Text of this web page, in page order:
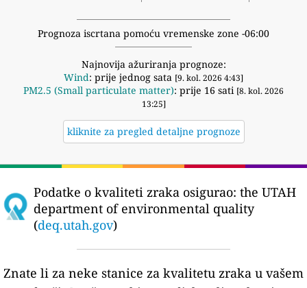
Prognoza iscrtana pomoću vremenske zone -06:00
Najnovija ažuriranja prognoze:
Wind: prije jednog sata [9. kol. 2026 4:43]
PM2.5 (Small particulate matter): prije 16 sati [8. kol. 2026
13:25]
kliknite za pregled detaljne prognoze
Podatke o kvaliteti zraka osigurao: the UTAH
department of environmental quality
(deq.utah.gov)
Znate li za neke stanice za kvalitetu zraka u vašem